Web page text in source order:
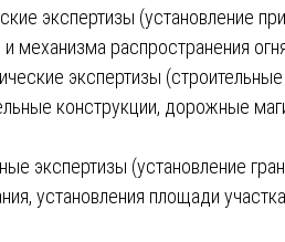
экспертизы (установление
механизма распространения
экспертизы
конструкции, дорожные
экспертизы (установление
установления площади